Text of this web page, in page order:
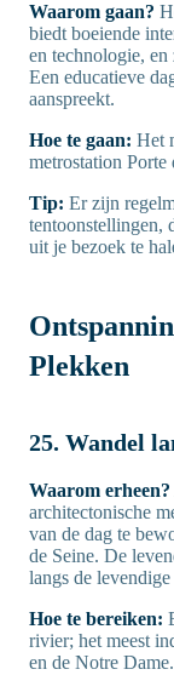
Waarom gaan?
biedt boeiende
en technologie, en
Een educatieve
aanspreekt.
Hoe te gaan: Het
metrostation Porte
Tip: Er zijn
tentoonstellingen,
uit je bezoek te
Plekken
25. Wandel
Waarom erheen?
architectonische
van de dag te
de Seine. De
langs de
Hoe te bereiken:
rivier; het meest
en de Notre Dame.